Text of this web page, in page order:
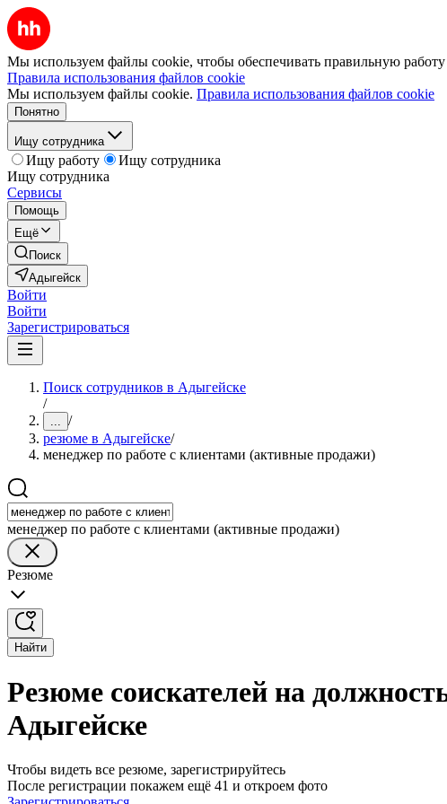
Мы используем файлы cookie, чтобы обеспечивать правильную работу
Правила использования файлов cookie
Мы используем файлы cookie. Правила использования файлов cookie
Понятно
Ищу сотрудника
Ищу работу
Ищу сотрудника
Ищу сотрудника
Сервисы
Помощь
Ещё
Поиск
Адыгейск
Войти
Войти
Зарегистрироваться
Поиск сотрудников в Адыгейске
/
... /
резюме в Адыгейске/
менеджер по работе с клиентами (активные продажи)
менеджер по работе с клиентами (активные продажи)
Резюме
Найти
Резюме соискателей на
Адыгейске
Чтобы видеть все резюме, зарегистрируйтесь
После регистрации покажем ещё 41 и откроем фото